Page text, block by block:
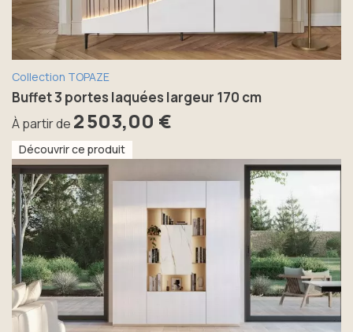
Collection TOPAZE
Buffet 3 portes laquées largeur 170 cm
À partir de 2 503,00 €
Découvrir ce produit